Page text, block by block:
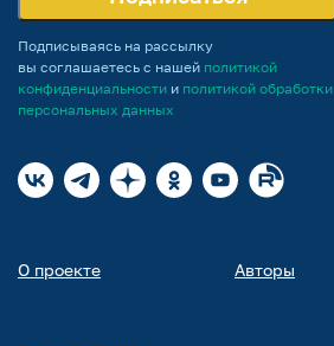
Подписываясь на рассылку
вы соглашаетесь с нашей политикой
конфиденциальности и политикой обработки
персональных данных
О проекте Авторы